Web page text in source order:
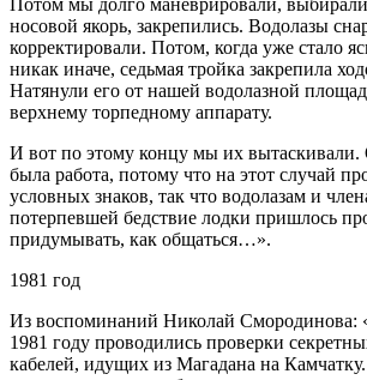
носовой якорь, закрепились. Водолазы
корректировали. Потом, когда уже стало
никак иначе, седьмая тройка закрепила
Натянули его от нашей водолазной
верхнему торпедному аппарату.
И вот по этому концу мы их вытаскивали.
была работа, потому что на этот случай
условных знаков, так что водолазам и
потерпевшей бедствие лодки пришлось
придумывать, как общаться…».
1981 год
Из воспоминаний Николай Смородинова:
1981 году проводились проверки
кабелей, идущих из Магадана на